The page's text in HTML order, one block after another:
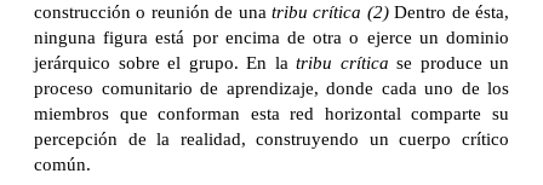
construcción o reunión de una tribu crítica (2)Dentro de ésta,
ninguna figura está por encima de otra o ejerce un dominio
jerárquico sobre el grupo. En la tribu crítica se produce un
proceso comunitario de aprendizaje, donde cada uno de los
miembros que conforman esta red horizontal comparte su
percepción de la realidad, construyendo un cuerpo crítico
común.